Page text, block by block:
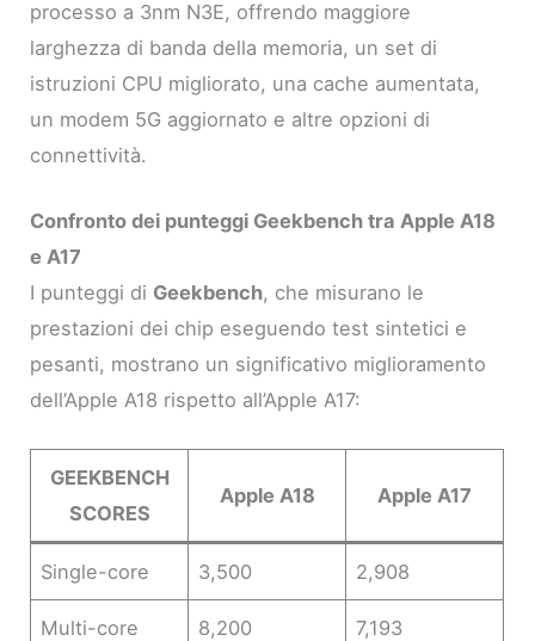
processo a 3nm N3E, offrendo maggiore
larghezza di banda della memoria, un set di
istruzioni CPU migliorato, una cache aumentata,
un modem 5G aggiornato e altre opzioni di
connettività.
Confronto dei punteggi Geekbench tra Apple A18
e A17
I punteggi di Geekbench, che misurano le
prestazioni dei chip eseguendo test sintetici e
pesanti, mostrano un significativo miglioramento
dell’Apple A18 rispetto all’Apple A17:
GEEKBENCH
SCORES
Apple A18 Apple A17
Single-core 3,500 2,908
Multi-core 8,200 7,193